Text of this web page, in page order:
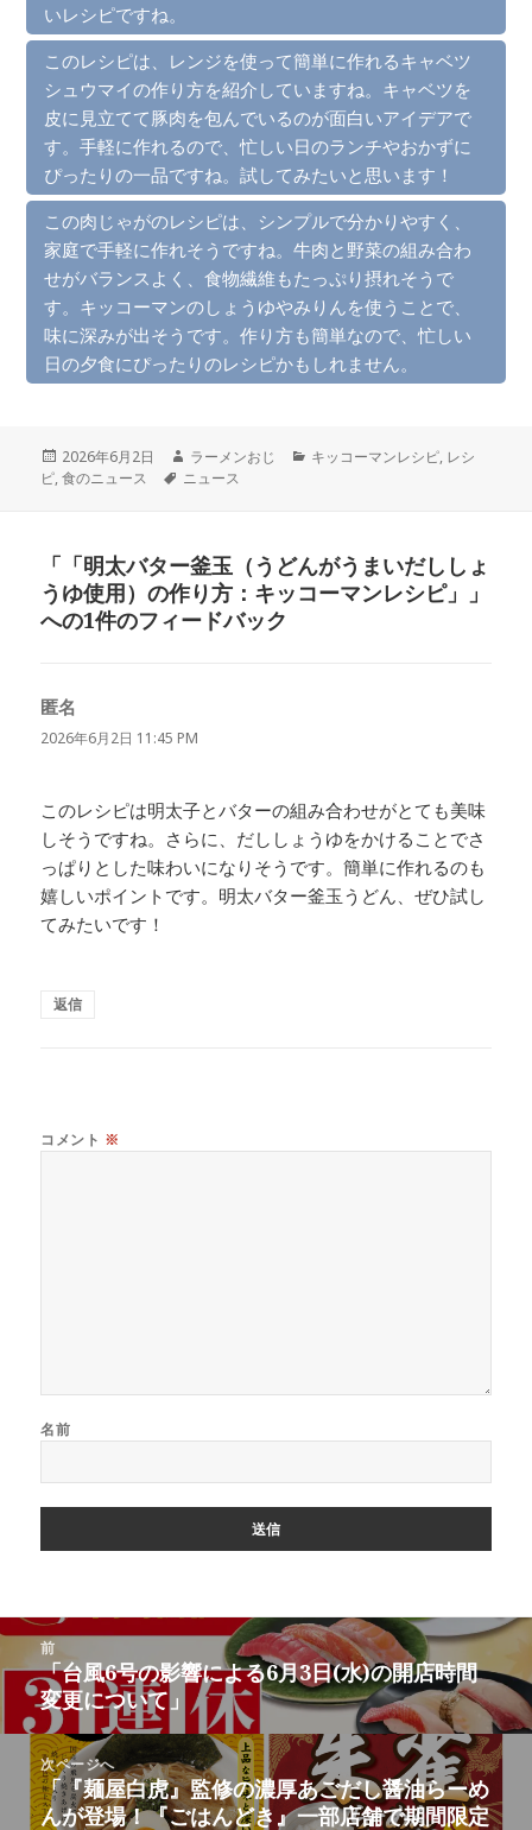
いレシピですね。
このレシピは、レンジを使って簡単に作れるキャベツ
シュウマイの作り方を紹介していますね。キャベツを
皮に見立てて豚肉を包んでいるのが面白いアイデアで
す。手軽に作れるので、忙しい日のランチやおかずに
ぴったりの一品ですね。試してみたいと思います！
この肉じゃがのレシピは、シンプルで分かりやすく、
家庭で手軽に作れそうですね。牛肉と野菜の組み合わ
せがバランスよく、食物繊維もたっぷり摂れそうで
す。キッコーマンのしょうゆやみりんを使うことで、
味に深みが出そうです。作り方も簡単なので、忙しい
日の夕食にぴったりのレシピかもしれません。
投
稿
2026年6月2日
作
成
ラーメンおじ
カ
キッコーマンレシピ, レシ
ピ,食のニュース
タ
ニュース
「「明太バター釜玉（うどんがうまいだししょ
うゆ使用）の作り方：キッコーマンレシピ」」
への1件のフィードバック
匿名
り:
2026年6月2日 11:45 PM
このレシピは明太子とバターの組み合わせがとても美味
しそうですね。さらに、だししょうゆをかけることでさ
っぱりとした味わいになりそうです。簡単に作れるのも
嬉しいポイントです。明太バター釜玉うどん、ぜひ試し
てみたいです！
返信
コメント ※
名前
投
前
前
の
投
稿:
「台風6号の影響による6月3日(水)の開店時間
変更について」
次ページへ
次
の
「『麺屋白虎』監修の濃厚あごだし醤油らーめ
んが登場！『ごはんどき』一部店舗で期間限定